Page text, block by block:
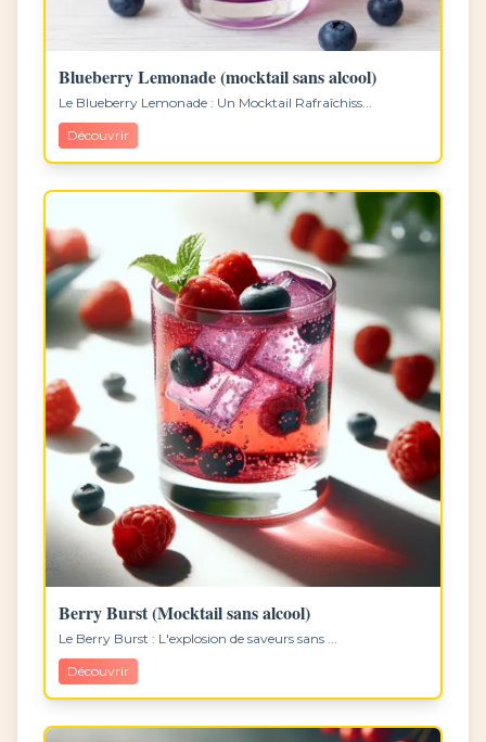
Blueberry Lemonade (mocktail sans alcool)
Le Blueberry Lemonade : Un Mocktail Rafraîchiss...
Découvrir
Berry Burst (Mocktail sans alcool)
Le Berry Burst : L'explosion de saveurs sans ...
Découvrir